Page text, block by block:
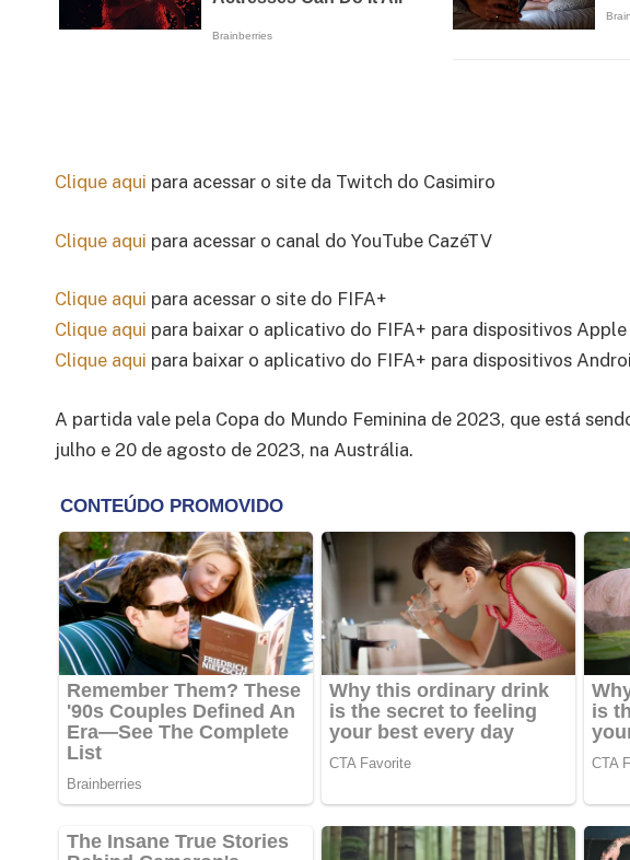
Clique aqui para acessar o site da Twitch do Casimiro
Clique aqui para acessar o canal do YouTube CazéTV
Clique aqui para acessar o site do FIFA+
Clique aqui para baixar o aplicativo do FIFA+ para dispositivos Apple
Clique aqui para baixar o aplicativo do FIFA+ para dispositivos
A partida vale pela Copa do Mundo Feminina de 2023, que está
julho e 20 de agosto de 2023, na Austrália.